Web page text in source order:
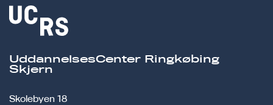
UddannelsesCenter Ringkøbing
Skjern
Skolebyen 18